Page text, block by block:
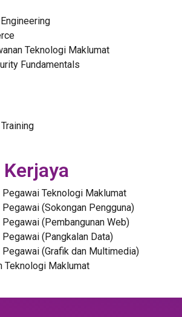
Teknologi Maklumat
Fundamentals
Teknologi Maklumat
(Sokongan Pengguna)
(Pembangunan Web)
(Pangkalan Data)
(Grafik dan Multimedia)
Teknologi Maklumat